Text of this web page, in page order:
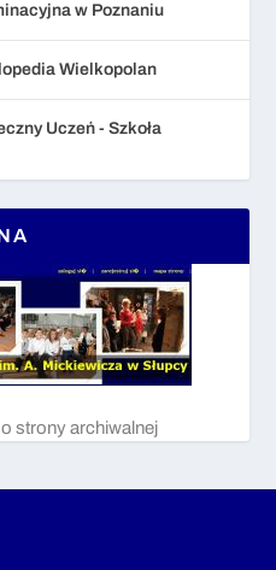
w Poznaniu
Wielkopolan
Uczeń - Szkoła
strony archiwalnej